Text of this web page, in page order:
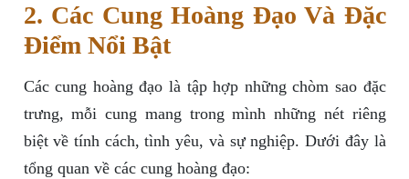
2. Các Cung Hoàng Đạo Và Đặc
Điểm Nổi Bật
Các cung hoàng đạo là tập hợp những chòm sao đặc
trưng, mỗi cung mang trong mình những nét riêng
biệt về tính cách, tình yêu, và sự nghiệp. Dưới đây là
tổng quan về các cung hoàng đạo: